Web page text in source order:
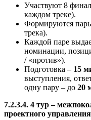
Участвуют 8
каждом треке).
Формируются
трека).
Каждой паре
номинации,
/ «против»).
Подготовка – 15
выступления,
одну пару – до 20
7.2.3.4. 4 тур –
проектного